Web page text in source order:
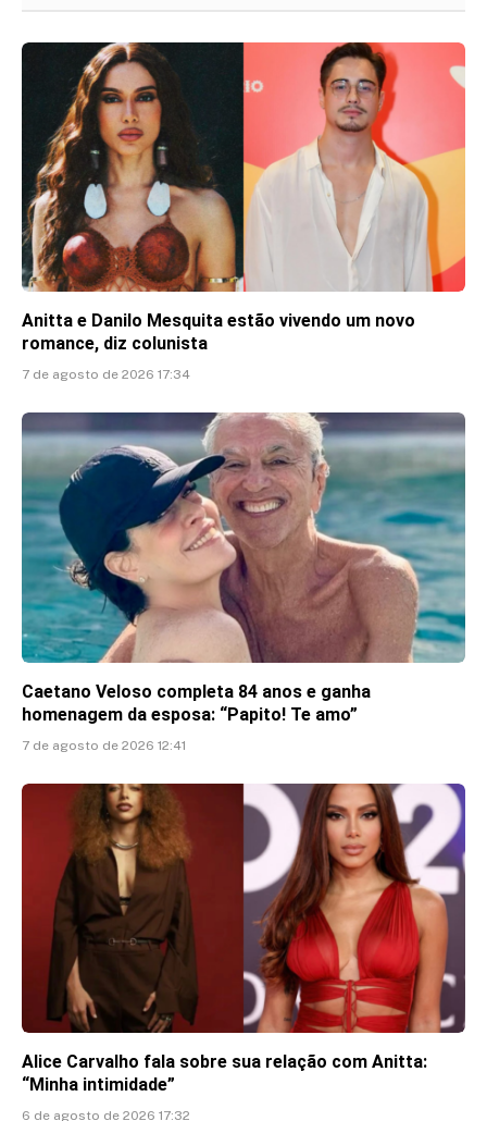
Anitta e Danilo Mesquita estão vivendo um novo
romance, diz colunista
7 de agosto de 2026 17:34
Caetano Veloso completa 84 anos e ganha
homenagem da esposa: “Papito! Te amo”
7 de agosto de 2026 12:41
Alice Carvalho fala sobre sua relação com Anitta:
“Minha intimidade”
6 de agosto de 2026 17:32